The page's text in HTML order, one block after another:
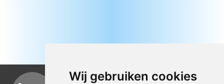
Wij gebruiken cookies